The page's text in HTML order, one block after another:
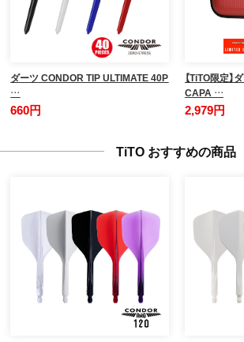
ダーツ CONDOR TIP ULTIMATE 40P
…
660円
【TiTO限定
CAPA …
2,979円
TiTO おすすめの商品